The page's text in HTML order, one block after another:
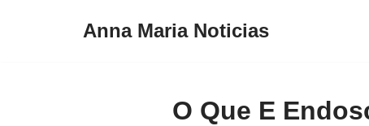
Anna Maria Noticias
O Que E